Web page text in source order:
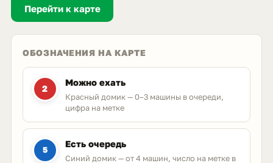
Перейти к карте
ОБОЗНАЧЕНИЯ НА КАРТЕ
2
Можно ехать
Красный домик — 0–3 машины в очереди,
цифра на метке
5
Есть очередь
Синий домик — от 4 машин, число на метке в